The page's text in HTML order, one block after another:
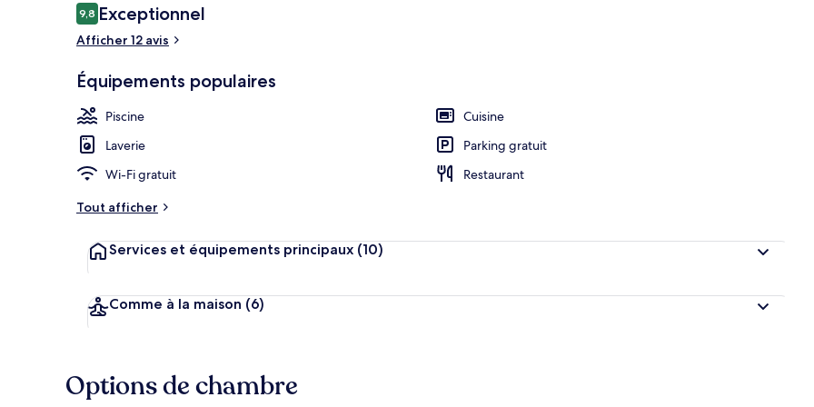
Avis
voyageurs
9,89,8 sur 10
Exceptionnel
Afficher 12 avis
Équipements populaires
Piscine
Cuisine
Laverie
Parking gratuit
Wi-Fi gratuit
Restaurant
Tout afficher
Services et équipements principaux (10)
Comme à la maison (6)
Options de chambre